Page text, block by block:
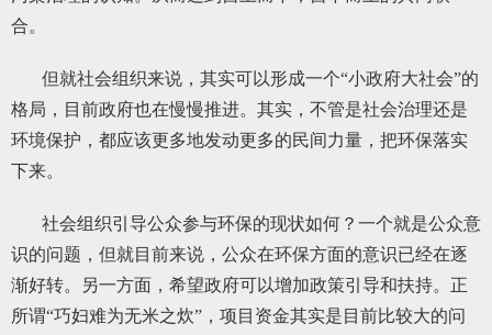
合。
但就社会组织来说，其实可以形成一个“小政府大社会”的
格局，目前政府也在慢慢推进。其实，不管是社会治理还是
环境保护，都应该更多地发动更多的民间力量，把环保落实
下来。
社会组织引导公众参与环保的现状如何？一个就是公众意
识的问题，但就目前来说，公众在环保方面的意识已经在逐
渐好转。另一方面，希望政府可以增加政策引导和扶持。正
所谓“巧妇难为无米之炊”，项目资金其实是目前比较大的问